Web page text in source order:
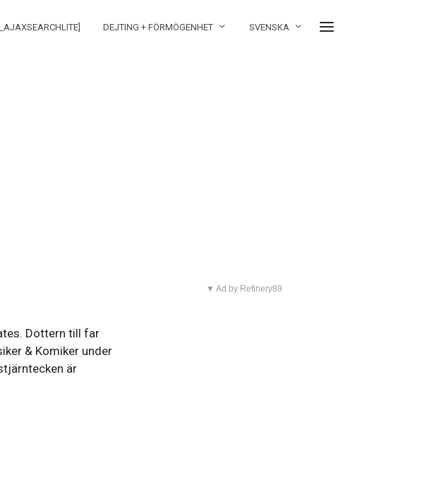
DEJTING + FÖRMÖGENHET SVENSKA
Dottern till far
& Komiker under
är
▼ Ad by Refinery89